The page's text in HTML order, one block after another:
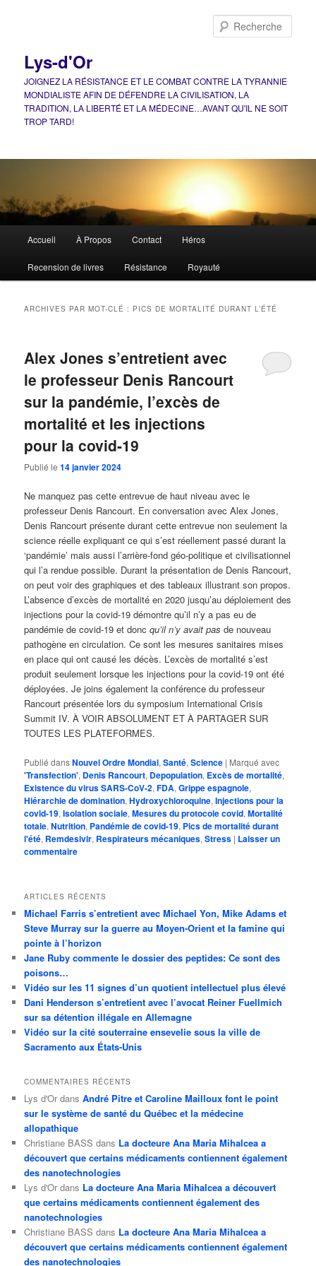
Lys-d'Or
JOIGNEZ LA RÉSISTANCE ET LE COMBAT CONTRE LA TYRANNIE
MONDIALISTE AFIN DE DÉFENDRE LA CIVILISATION, LA
TRADITION, LA LIBERTÉ ET LA MÉDECINE…AVANT QU'IL NE SOIT
TROP TARD!
principal
Accueil À Propos Contact Héros
Recension de livres Résistance Royauté
ARCHIVES PAR MOT-CLÉ : PICS DE MORTALITÉ DURANT L’ÉTÉ
Alex Jones s’entretient avec
le professeur Denis Rancourt
sur la pandémie, l’excès de
mortalité et les injections
pour la covid-19
Publié le14 janvier 2024
Ne manquez pas cette entrevue de haut niveau avec le
professeur Denis Rancourt. En conversation avec Alex Jones,
Denis Rancourt présente durant cette entrevue non seulement la
science réelle expliquant ce qui s’est réellement passé durant la
‘pandémie’ mais aussi l’arrière-fond géo-politique et civilisationnel
qui l’a rendue possible. Durant la présentation de Denis Rancourt,
on peut voir des graphiques et des tableaux illustrant son propos.
L’absence d’excès de mortalité en 2020 jusqu’au déploiement des
injections pour la covid-19 démontre qu’il n’y a pas eu de
pandémie de covid-19 et doncqu’il n’y avait pas de nouveau
pathogène en circulation. Ce sont les mesures sanitaires mises
en place qui ont causé les décès. L’excès de mortalité s’est
produit seulement lorsque les injections pour la covid-19 ont été
déployées. Je joins également la conférence du professeur
Rancourt présentée lors du symposium International Crisis
Summit IV. À VOIR ABSOLUMENT ET À PARTAGER SUR
TOUTES LES PLATEFORMES.
Publié dansNouvel Ordre Mondial,Santé,Science | Marqué avec
'Transfection', Denis Rancourt, Depopulation, Excès de mortalité,
Existence du virus SARS-CoV-2,FDA,Grippe espagnole,
Hiérarchie de domination,Hydroxychloroquine,Injections pour la
covid-19,Isolation sociale,Mesures du protocole covid,Mortalité
totale,Nutrition, Pandémie de covid-19, Pics de mortalité durant
l'été, Remdesivir, Respirateurs mécaniques,Stress | Laisser un
commentaire
ARTICLES RÉCENTS
Michael Farris s’entretient avec Michael Yon, Mike Adams et
Steve Murray sur la guerre au Moyen-Orient et la famine qui
pointe à l’horizon
Jane Ruby commente le dossier des peptides: Ce sont des
poisons…
Vidéo sur les 11 signes d’un quotient intellectuel plus élevé
Dani Henderson s’entretient avec l’avocat Reiner Fuellmich
sur sa détention illégale en Allemagne
Vidéo sur la cité souterraine ensevelie sous la ville de
Sacramento aux États-Unis
COMMENTAIRES RÉCENTS
Lys d'Or dansAndré Pitre et Caroline Mailloux font le point
sur le système de santé du Québec et la médecine
allopathique
Christiane BASS dans La docteure Ana Maria Mihalcea a
découvert que certains médicaments contiennent également
des nanotechnologies
Lys d'Or dans La docteure Ana Maria Mihalcea a découvert
que certains médicaments contiennent également des
nanotechnologies
Christiane BASS dans La docteure Ana Maria Mihalcea a
découvert que certains médicaments contiennent également
des nanotechnologies